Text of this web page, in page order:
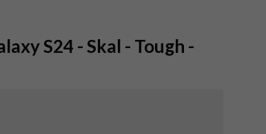
S24 - Skal - Tough -